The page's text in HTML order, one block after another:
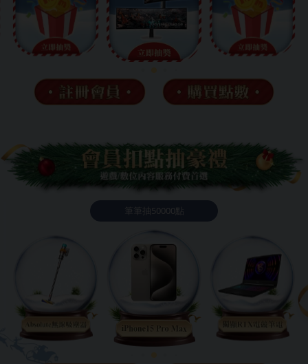
筆筆抽50000點